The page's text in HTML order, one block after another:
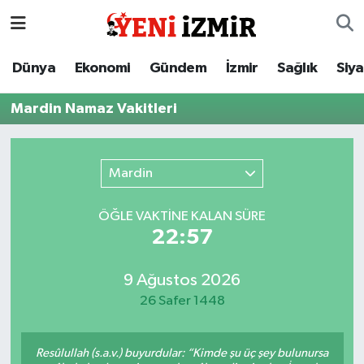
Dünya Ekonomi Gündem İzmir Sağlık
Mardin Namaz Vakitleri
Mardin
ÖĞLE VAKTİNE KALAN SÜRE
22:57
9 Ağustos 2026
26 Safer 1448
Resûlullah (s.a.v.) buyurdular: “Kimde şu üç şey bulunursa
Dünya
Ekonomi
Resmi İlanlar
İzmir Nöbetçi Eczaneler
İzmir Hava Durumu
İzmir Trafik Yoğunluk Haritası
Süper Lig Puan Durumu ve Fikstür
Haber Arşivi